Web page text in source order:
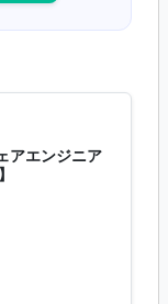
アエンジニア